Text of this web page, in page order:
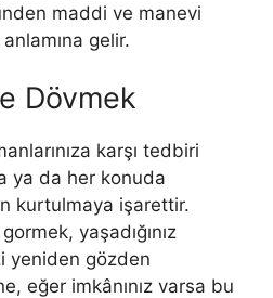
maddi ve manevi
gelir.
Dövmek
karşı tedbiri
ya da her konuda
kurtulmaya işarettir.
yaşadığınız
yeni­den gözden
eğer imkânınız varsa bu